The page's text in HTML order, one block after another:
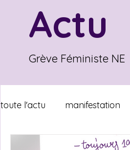
Actu
Grève Féministe NE
toute l'actu manifestation
égalité salariale égalité